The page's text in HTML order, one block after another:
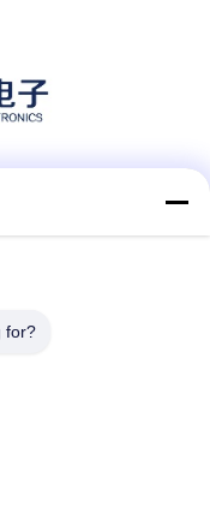
for?